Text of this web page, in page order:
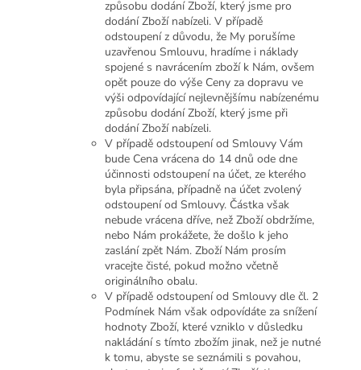
způsobu dodání Zboží, který jsme pro
dodání Zboží nabízeli. V případě
odstoupení z důvodu, že My porušíme
uzavřenou Smlouvu, hradíme i náklady
spojené s navrácením zboží k Nám, ovšem
opět pouze do výše Ceny za dopravu ve
výši odpovídající nejlevnějšímu nabízenému
způsobu dodání Zboží, který jsme při
dodání Zboží nabízeli.
V případě odstoupení od Smlouvy Vám
bude Cena vrácena do 14 dnů ode dne
účinnosti odstoupení na účet, ze kterého
byla připsána, případně na účet zvolený
odstoupení od Smlouvy. Částka však
nebude vrácena dříve, než Zboží obdržíme,
nebo Nám prokážete, že došlo k jeho
zaslání zpět Nám. Zboží Nám prosím
vracejte čisté, pokud možno včetně
originálního obalu.
V případě odstoupení od Smlouvy dle čl. 2
Podmínek Nám však odpovídáte za snížení
hodnoty Zboží, které vzniklo v důsledku
nakládání s tímto zbožím jinak, než je nutné
k tomu, abyste se seznámili s povahou,